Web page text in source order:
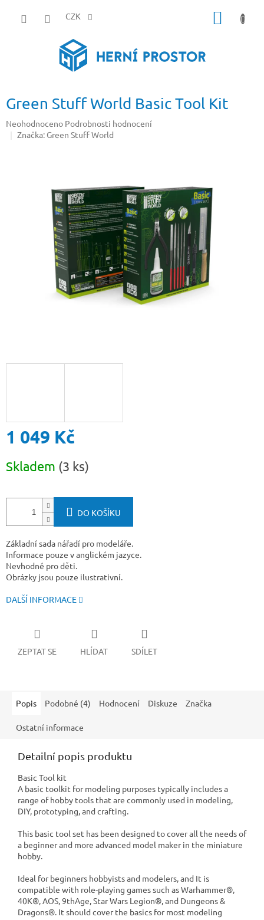
CZK
Green Stuff World Basic Tool Kit
Průměrné
hodnocení
Neohodnoceno Podrobnosti hodnocení
Značka: Green Stuff World
1 049 Kč
cena:
Skladem (3 ks)
DO KOŠÍKU
Základní sada nářadí pro modeláře.
Informace pouze v anglickém jazyce.
Nevhodné pro děti.
Obrázky jsou pouze ilustrativní.
DALŠÍ INFORMACE
ZEPTAT SE HLÍDAT SDÍLET
Popis Podobné (4) Hodnocení Diskuze Značka
Ostatní informace
Detailní popis produktu
Basic Tool kit
A basic toolkit for modeling purposes typically includes a
range of hobby tools that are commonly used in modeling,
DIY, prototyping, and crafting.
This basic tool set has been designed to cover all the needs of
a beginner and more advanced model maker in the miniature
hobby.
Ideal for beginners hobbyists and modelers, and It is
compatible with role-playing games such as Warhammer®,
40K®, AOS, 9thAge, Star Wars Legion®, and Dungeons &
Dragons®. It should cover the basics for most modeling